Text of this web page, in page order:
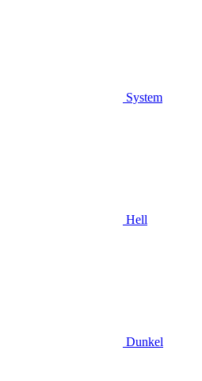
System
Hell
Dunkel